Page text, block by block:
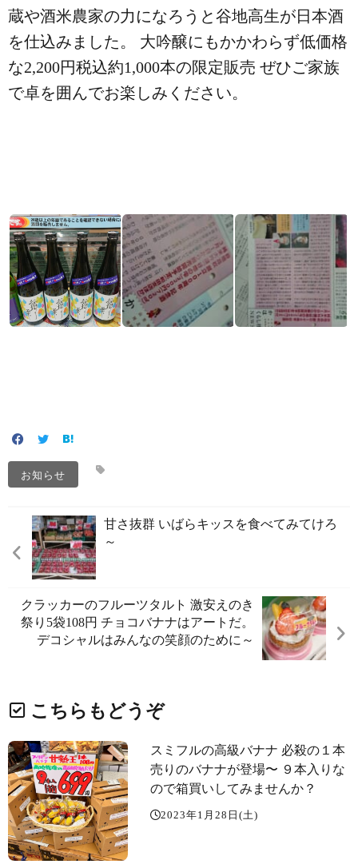
蔵や酒米農家の力になろうと谷地高生が日本酒
を仕込みました。 大吟醸にもかかわらず低価格
な2,200円税込約1,000本の限定販売 ぜひご家族
で卓を囲んでお楽しみください。
お知らせ
甘さ抜群️ いばらキッスを食べてみてけろ
～️
クラッカーのフルーツタルト 激安えのき
祭り️5袋108円 チョコバナナはアートだ。
デコシャル️はみんなの笑顔のために～️
こちらもどうぞ
スミフルの高級バナナ 必殺の１本
売りのバナナが登場〜️ ９本入りな
ので箱買いしてみませんか？
2023年1月28日(土)